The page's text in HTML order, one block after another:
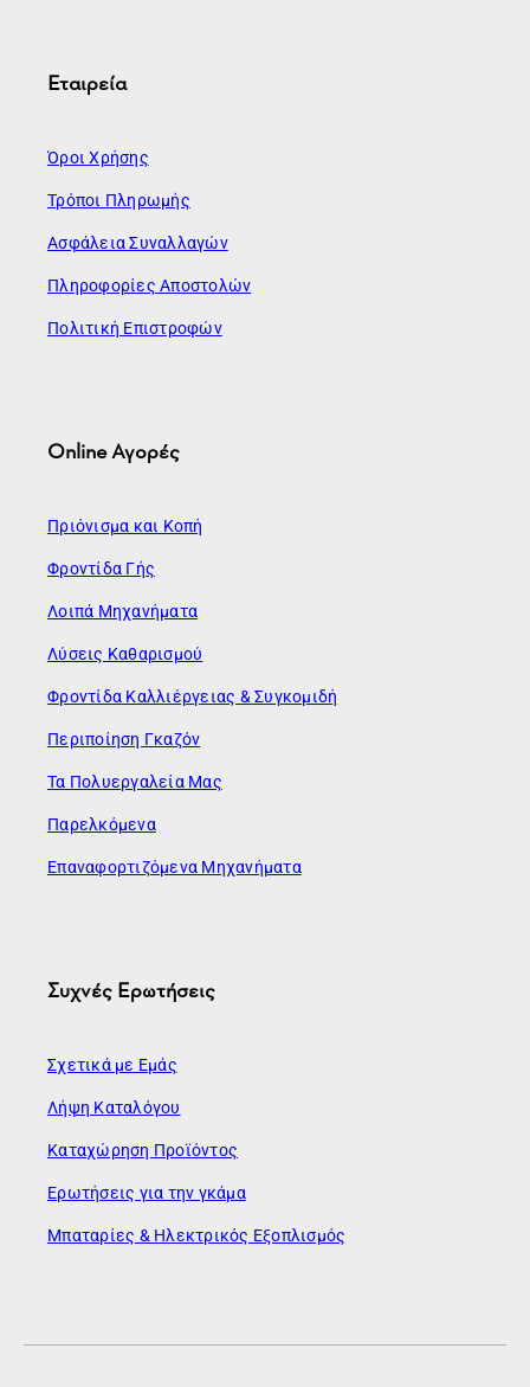
Εταιρεία
Όροι Χρήσης
Τρόποι Πληρωμής
Ασφάλεια Συναλλαγών
Πληροφορίες Αποστολών
Πολιτική Επιστροφών
Online Αγορές
Πριόνισμα και Κοπή
Φροντίδα Γής
Λοιπά Μηχανήματα
Λύσεις Καθαρισμού
Φροντίδα Καλλιέργειας & Συγκομιδή
Περιποίηση Γκαζόν
Τα Πολυεργαλεία Μας
Παρελκόμενα
Επαναφορτιζόμενα Μηχανήματα
Συχνές Ερωτήσεις
Σχετικά με Εμάς
Λήψη Καταλόγου
Καταχώρηση Προϊόντος
Ερωτήσεις για την γκάμα
Μπαταρίες & Ηλεκτρικός Εξοπλισμός